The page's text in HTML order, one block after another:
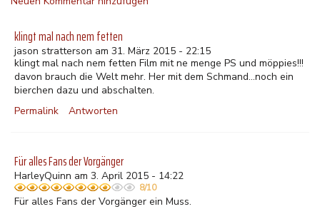
klingt mal nach nem fetten
jason stratterson am 31. März 2015 - 22:15
klingt mal nach nem fetten Film mit ne menge PS und möppies!!!
davon brauch die Welt mehr. Her mit dem Schmand...noch ein
bierchen dazu und abschalten.
Permalink
Antworten
Für alles Fans der Vorgänger
HarleyQuinn am 3. April 2015 - 14:22
8/10
Für alles Fans der Vorgänger ein Muss.